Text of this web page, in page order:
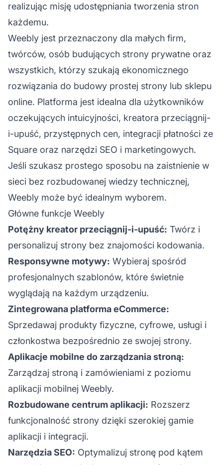
realizując misję udostępniania tworzenia stron
każdemu.
Weebly jest przeznaczony dla małych firm,
twórców, osób budujących strony prywatne oraz
wszystkich, którzy szukają ekonomicznego
rozwiązania do budowy prostej strony lub sklepu
online. Platforma jest idealna dla użytkowników
oczekujących intuicyjności, kreatora przeciągnij-
i-upuść, przystępnych cen, integracji płatności ze
Square oraz narzędzi SEO i marketingowych.
Jeśli szukasz prostego sposobu na zaistnienie w
sieci bez rozbudowanej wiedzy technicznej,
Weebly może być idealnym wyborem.
Główne funkcje Weebly
Potężny kreator przeciągnij-i-upuść: Twórz i
personalizuj strony bez znajomości kodowania.
Responsywne motywy: Wybieraj spośród
profesjonalnych szablonów, które świetnie
wyglądają na każdym urządzeniu.
Zintegrowana platforma eCommerce:
Sprzedawaj produkty fizyczne, cyfrowe, usługi i
członkostwa bezpośrednio ze swojej strony.
Aplikacje mobilne do zarządzania stroną:
Zarządzaj stroną i zamówieniami z poziomu
aplikacji mobilnej Weebly.
Rozbudowane centrum aplikacji: Rozszerz
funkcjonalność strony dzięki szerokiej gamie
aplikacji i integracji.
Narzędzia SEO: Optymalizuj stronę pod kątem